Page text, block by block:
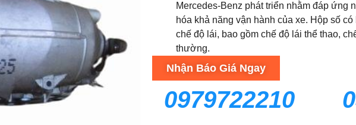
Mercedes-Benz phát triển nhằm đáp ứng
hóa khả năng vận hành của xe. Hộp số
chế độ lái, bao gồm chế độ lái thể thao,
thường.
Nhận Báo Giá Ngay
0979722210